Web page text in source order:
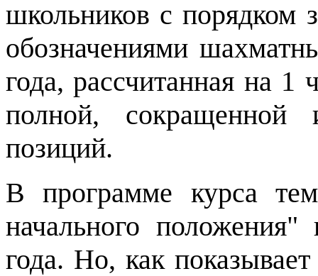
школьников с порядком
обозначениями
года, рассчитанная на1
полной,
позиций.
В программе курса
начального
года. Но, как